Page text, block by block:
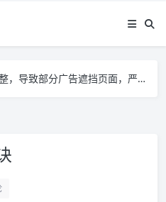
响大家访问体验，将尽快调整完成，由此带来的不便，特意致歉！
响大家访问体验，将尽快调整完成，由此带来的不便，特意致歉！